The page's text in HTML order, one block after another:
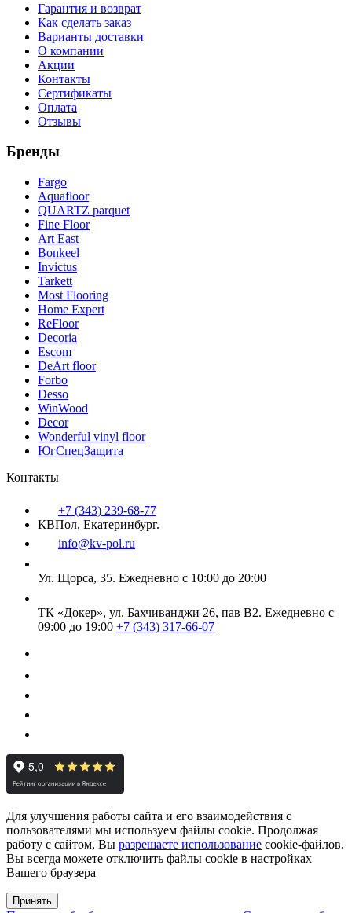
Гарантия и возврат
Как сделать заказ
Варианты доставки
О компании
Акции
Контакты
Сертификаты
Оплата
Отзывы
Бренды
Fargo
Aquafloor
QUARTZ parquet
Fine Floor
Art East
Bonkeel
Invictus
Tarkett
Most Flooring
Home Expert
ReFloor
Decoria
Escom
DeArt floor
Forbo
Desso
WinWood
Decor
Wonderful vinyl floor
ЮгСпецЗащита
Контакты
+7 (343) 239-68-77
КВПол, Екатеринбург.
info@kv-pol.ru
Ул. Щорса, 35. Ежедневно с 10:00 до 20:00
ТК «Докер», ул. Бахчиванджи 26, пав В2. Ежедневно с
09:00 до 19:00 +7 (343) 317-66-07
Для улучшения работы сайта и его взаимодействия с
пользователями мы используем файлы cookie. Продолжая
работу с сайтом, Вы разрешаете использование cookie-файлов.
Вы всегда можете отключить файлы cookie в настройках
Вашего браузера
Принять